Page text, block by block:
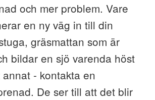
och mer problem. Vare
en ny väg in till din
gräsmattan som är
bildar en sjö varenda höst
- kontakta en
De ser till att det blir